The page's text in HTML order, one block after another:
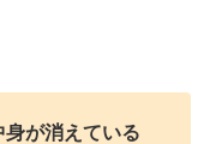
が消えている